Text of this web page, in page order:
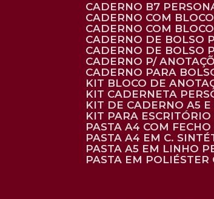
CADERNO B7
CADERNO COM
CADERNO COM
CADERNO DE BOLSO
CADERNO DE BOLSO
CADERNO P/
CADERNO PARA
KIT BLOCO DE
KIT CADERNETA
KIT DE CADERNO A5
KIT PARA
PASTA A4 COM
PASTA A4 EM C.
PASTA A5 EM LINHO
PASTA EM